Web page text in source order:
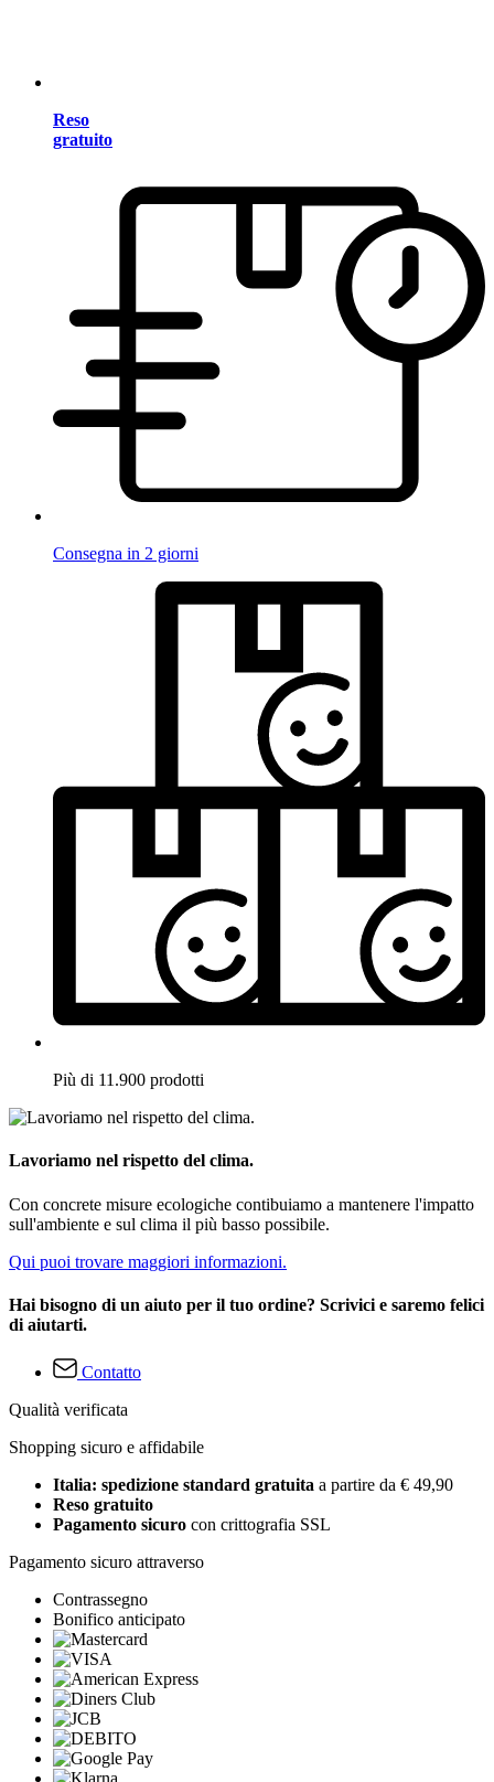
Reso
gratuito
Consegna in 2 giorni
Più di 11.900 prodotti
Lavoriamo nel rispetto del clima.
Con concrete misure ecologiche contibuiamo a mantenere l'impatto
sull'ambiente e sul clima il più basso possibile.
Qui puoi trovare maggiori informazioni.
Hai bisogno di un aiuto per il tuo ordine? Scrivici e saremo felici
di aiutarti.
Contatto
Qualità verificata
Shopping sicuro e affidabile
Italia: spedizione standard gratuita a partire da € 49,90
Reso gratuito
Pagamento sicuro con crittografia SSL
Pagamento sicuro attraverso
Contrassegno
Bonifico anticipato